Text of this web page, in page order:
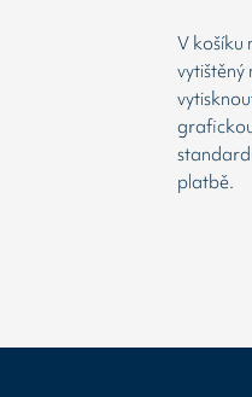
V košíku
vytištěný
platbě.